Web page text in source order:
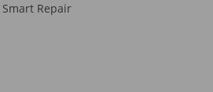
Smart Repair